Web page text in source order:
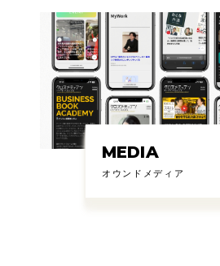
MEDIA
オウンドメディア